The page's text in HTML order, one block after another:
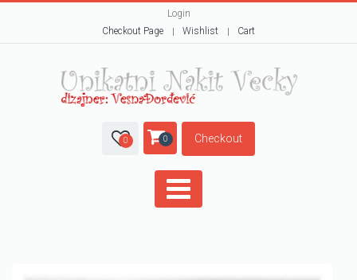
Login
Checkout Page
Wishlist Cart
0 0 Checkout